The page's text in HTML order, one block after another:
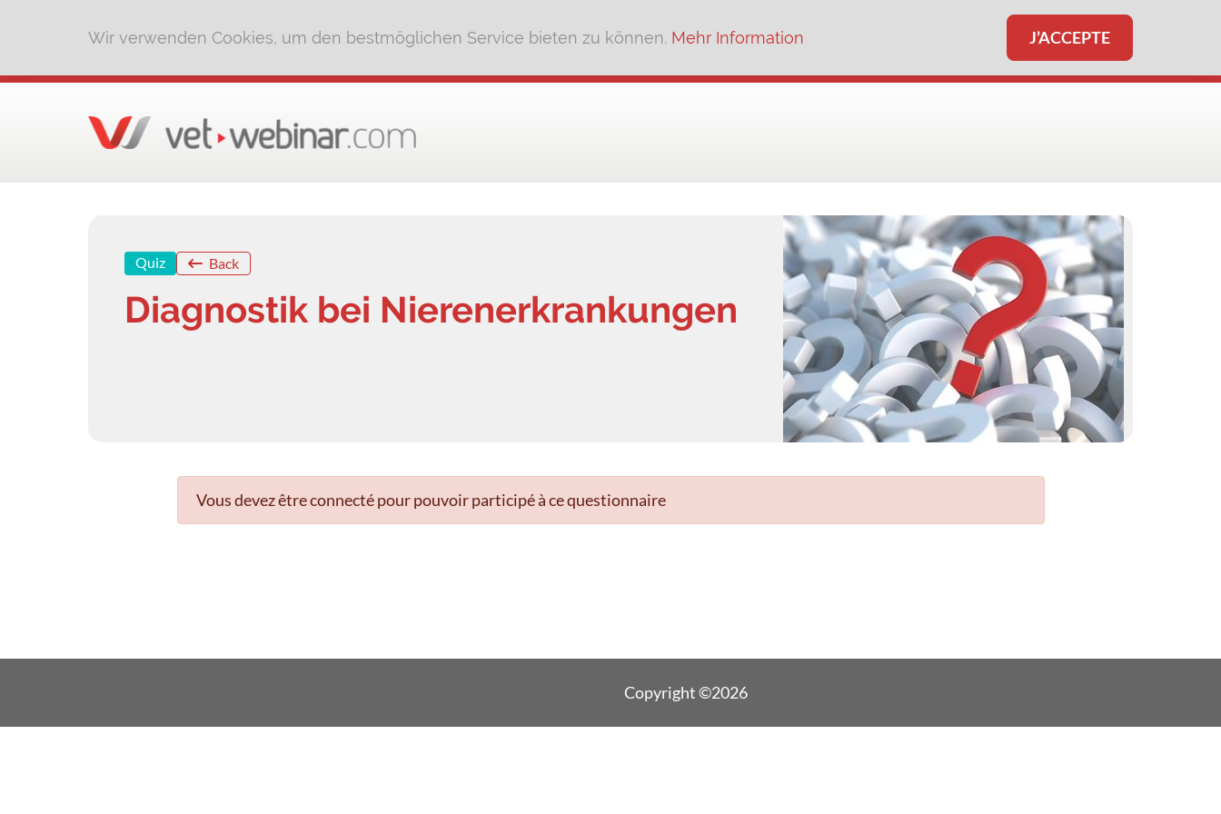
Wir verwenden Cookies, um den bestmöglichen Service bieten zu können. Mehr Information J’ACCEPTE
Quiz Back
Diagnostik bei Nierenerkrankungen
Vous devez être connecté pour pouvoir participé à ce questionnaire
Copyright ©2026